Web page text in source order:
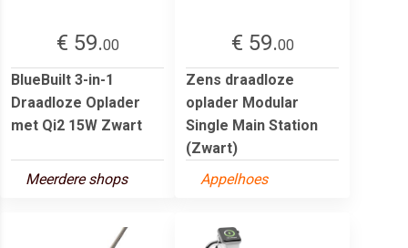
€ 59.00
BlueBuilt 3-in-1
Draadloze Oplader
met Qi2 15W Zwart
Meerdere shops
€ 59.00
Zens draadloze
oplader Modular
Single Main Station
(Zwart)
Appelhoes